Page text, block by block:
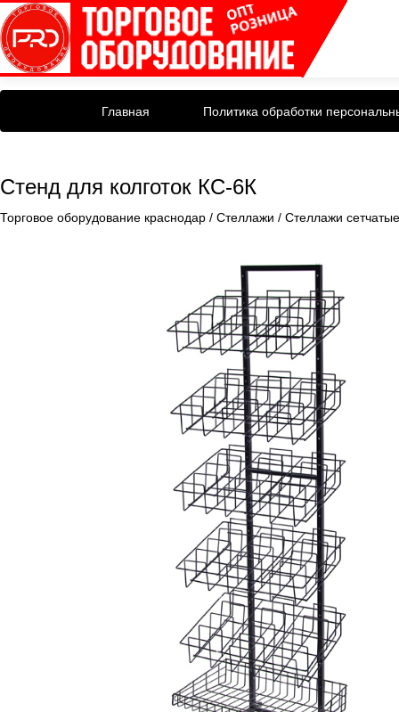
Главная Политика обработки
Стенд для колготок КС-6К
Торговое оборудование краснодар / Стеллажи / Стеллажи